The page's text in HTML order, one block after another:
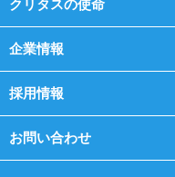
クリタスの使命
企業情報
採用情報
お問い合わせ